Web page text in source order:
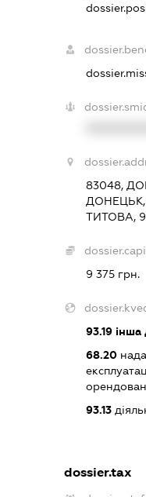
83048,
ДОНЕЦЬК,
ТИТОВА, 9
9 375 грн.
93.19інша
68.20
93.13
dossier.tax